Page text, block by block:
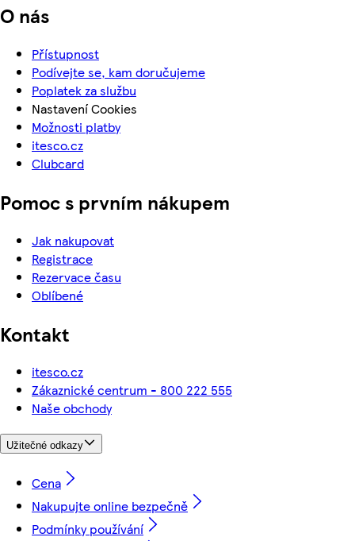
O nás
Přístupnost
Podívejte se, kam doručujeme
Poplatek za službu
Nastavení Cookies
Možnosti platby
itesco.cz
Clubcard
Pomoc s prvním nákupem
Jak nakupovat
Registrace
Rezervace času
Oblíbené
Kontakt
itesco.cz
Zákaznické centrum - 800 222 555
Naše obchody
Užitečné odkazy
Cena
Nakupujte online bezpečně
Podmínky používání